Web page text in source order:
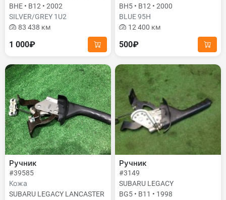
BHE • B12 • 2002
SILVER/GREY 1U2
83 438 км
1 000₽
BH5 • B12 • 2000
BLUE 95H
12 400 км
500₽
Ручник
#39585
Кожа
SUBARU LEGACY LANCASTER
Ручник
#3149
SUBARU LEGACY
BG5 • B11 • 1998